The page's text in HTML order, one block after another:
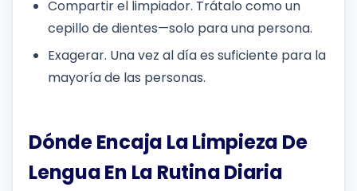
Compartir el limpiador. Trátalo como un
cepillo de dientes—solo para una persona.
Exagerar. Una vez al día es suficiente para la
mayoría de las personas.
Dónde Encaja La Limpieza De
Lengua En La Rutina Diaria